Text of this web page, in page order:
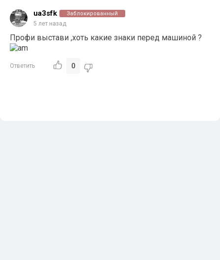
ua3sfk Заблокированный
5 лет назад
Профи выстави ,хоть какие знаки перед машиной ?
Ответить 0